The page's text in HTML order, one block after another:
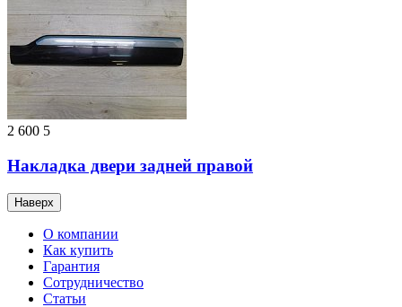
2 600 5
Накладка двери задней правой
Наверх
О компании
Как купить
Гарантия
Сотрудничество
Статьи